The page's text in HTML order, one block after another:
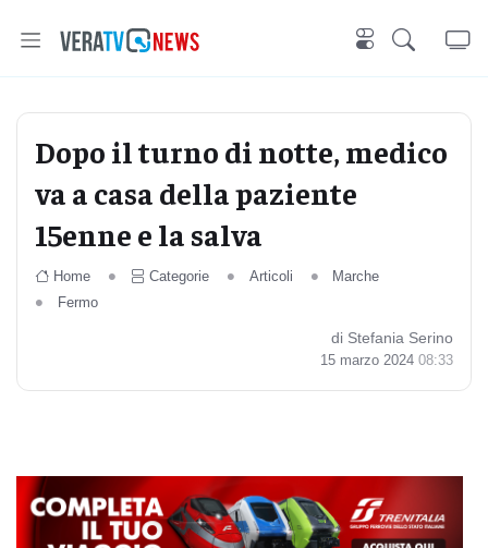
Dopo il turno di notte, medico
va a casa della paziente
15enne e la salva
Home Categorie Articoli
Marche
Fermo
di Stefania Serino
15 marzo 2024 08:33